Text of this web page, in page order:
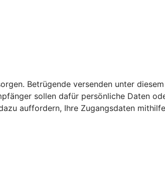
Betrügende versenden unter
sollen dafür persönliche Daten
auffordern, Ihre Zugangsdaten